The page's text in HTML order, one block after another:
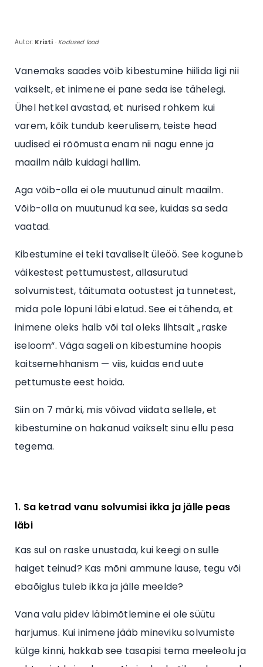
Autor: Kristi · Kodused lood
Vanemaks saades võib kibestumine hiilida ligi nii
vaikselt, et inimene ei pane seda ise tähelegi.
Ühel hetkel avastad, et nurised rohkem kui
varem, kõik tundub keerulisem, teiste head
uudised ei rõõmusta enam nii nagu enne ja
maailm näib kuidagi hallim.
Aga võib-olla ei ole muutunud ainult maailm.
Võib-olla on muutunud ka see, kuidas sa seda
vaatad.
Kibestumine ei teki tavaliselt üleöö. See koguneb
väikestest pettumustest, allasurutud
solvumistest, täitumata ootustest ja tunnetest,
mida pole lõpuni läbi elatud. See ei tähenda, et
inimene oleks halb või tal oleks lihtsalt „raske
iseloom“. Väga sageli on kibestumine hoopis
kaitsemehhanism — viis, kuidas end uute
pettumuste eest hoida.
Siin on 7 märki, mis võivad viidata sellele, et
kibestumine on hakanud vaikselt sinu ellu pesa
tegema.
1. Sa ketrad vanu solvumisi ikka ja jälle peas
läbi
Kas sul on raske unustada, kui keegi on sulle
haiget teinud? Kas mõni ammune lause, tegu või
ebaõiglus tuleb ikka ja jälle meelde?
Vana valu pidev läbimõtlemine ei ole süütu
harjumus. Kui inimene jääb mineviku solvumiste
külge kinni, hakkab see tasapisi tema meeleolu ja